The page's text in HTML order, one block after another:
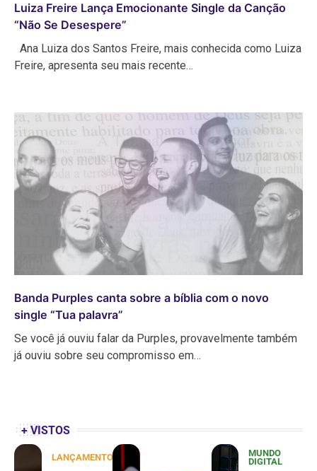
Luiza Freire Lança Emocionante Single da Canção
“Não Se Desespere”
Ana Luiza dos Santos Freire, mais conhecida como Luiza
Freire, apresenta seu mais recente…
Banda Purples canta sobre a bíblia com o novo
single “Tua palavra”
Se você já ouviu falar da Purples, provavelmente também
já ouviu sobre seu compromisso em…
+ VISTOS
LANÇAMENTOS
MUNDO
DIGITAL